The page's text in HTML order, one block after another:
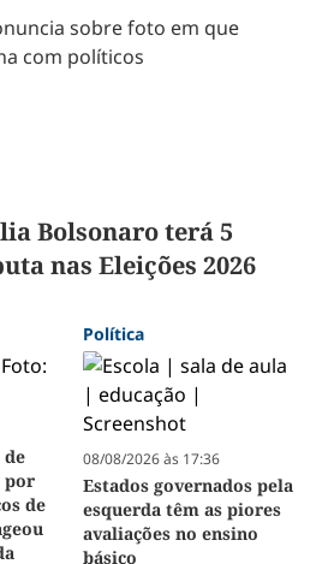
sobre foto em que
com políticos
Bolsonaro terá 5
nas Eleições 2026
de
por
de
Política
08/08/2026 às 17:36
Estados governados pela
esquerda têm as piores
avaliações no ensino
básico